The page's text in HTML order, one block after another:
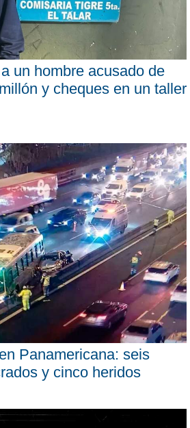
un hombre acusado de
y cheques en un taller
Panamericana: seis
y cinco heridos